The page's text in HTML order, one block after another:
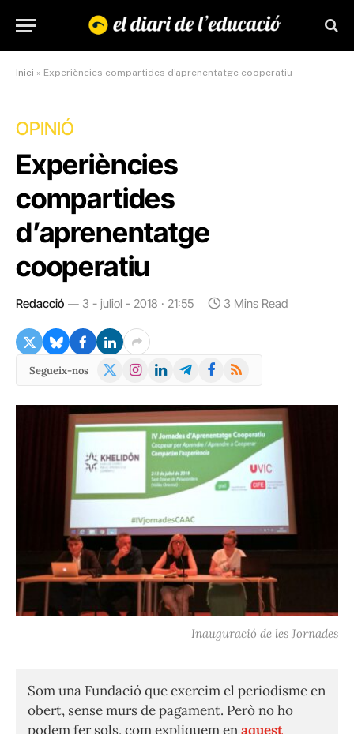
Inici » Experiències compartides d’aprenentatge cooperatiu
OPINIÓ
Experiències
compartides
d’aprenentatge
cooperatiu
Redacció 3 - juliol - 2018 · 21:55 3 Mins Read
Segueix-nos
X
Instagram
LinkedInTelegramFacebook
RSS
Inauguració de les Jornades
Som una Fundació que exercim el periodisme en
obert, sense murs de pagament. Però no ho
podem fer sols, com expliquem enaquest